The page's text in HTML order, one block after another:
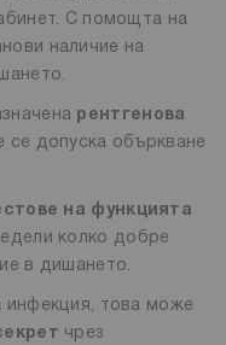
С помощта на
наличие на
рентгенова
се допуска объркване
на функцията
колко добре
в дишането.
инфекция, това може
чрез